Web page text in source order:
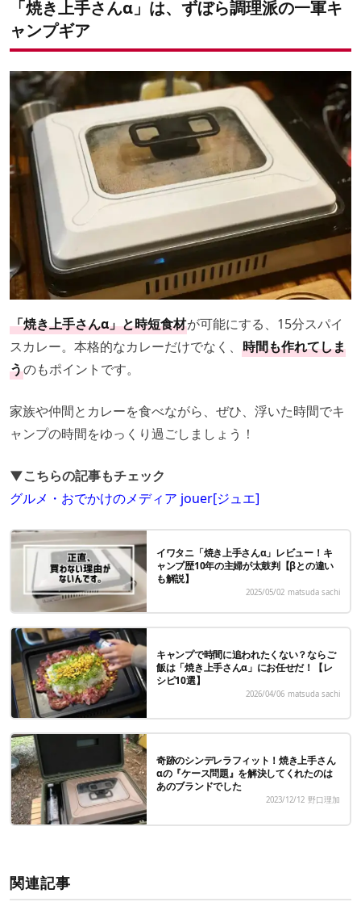
「焼き上手さんα」は、ずぼら調理派の一軍キ
ャンプギア
「焼き上手さんα」と時短食材が可能にする、15分スパイ
スカレー。本格的なカレーだけでなく、 時間も作れてしま
うのもポイントです。
家族や仲間とカレーを食べながら、ぜひ、浮いた時間でキ
ャンプの時間をゆっくり過ごしましょう！
▼こちらの記事もチェック
グルメ・おでかけのメディア jouer[ジュエ]
イワタニ「焼き上手さんα」レビュー！キ
ャンプ歴10年の主婦が太鼓判【βとの違い
も解説】
2025/05/02 matsuda sachi
キャンプで時間に追われたくない？ならご
飯は「焼き上手さんα」にお任せだ！【レ
シピ10選】
2026/04/06 matsuda sachi
奇跡のシンデレラフィット！焼き上手さん
αの『ケース問題』を解決してくれたのは
あのブランドでした
2023/12/12 野口理加
関連記事